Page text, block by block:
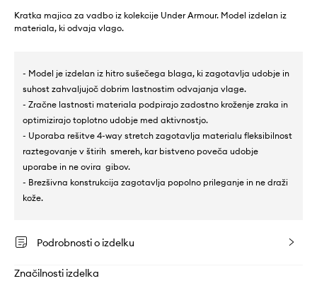
Kratka majica za vadbo iz kolekcije Under Armour. Model izdelan iz
materiala, ki odvaja vlago.
- Model je izdelan iz hitro sušečega blaga, ki zagotavlja udobje in
suhost zahvaljujoč dobrim lastnostim odvajanja vlage.
- Zračne lastnosti materiala podpirajo zadostno kroženje zraka in
optimizirajo toplotno udobje med aktivnostjo.
- Uporaba rešitve 4-way stretch zagotavlja materialu fleksibilnost
raztegovanje v štirih smereh, kar bistveno poveča udobje
uporabe in ne ovira gibov.
- Brezšivna konstrukcija zagotavlja popolno prileganje in ne draži
kože.
Podrobnosti o izdelku
Značilnosti izdelka